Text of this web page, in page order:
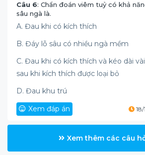
Câu 6: Chẩn đoán viêm tuỷ có khả
sâu ngà là.
A. Đau khi có kích thích
B. Đáy lỗ sâu có nhiều ngà mềm
C. Đau khi có kích thích và kéo dài
sau khi kích thích được loại bỏ
D. Đau khu trú
Xem đáp án
18/
Xem thêm các câu